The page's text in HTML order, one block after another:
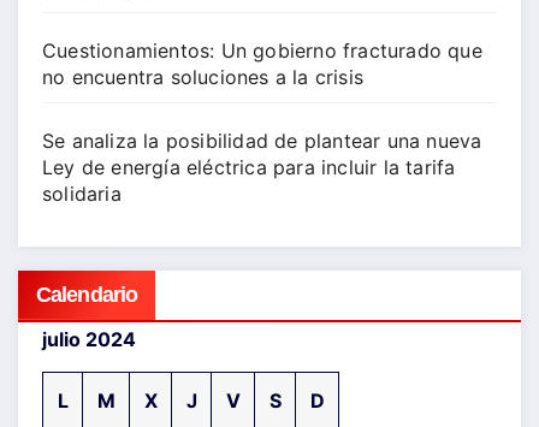
Cuestionamientos: Un gobierno fracturado que
no encuentra soluciones a la crisis
Se analiza la posibilidad de plantear una nueva
Ley de energía eléctrica para incluir la tarifa
solidaria
Calendario
julio 2024
L M X J V S D